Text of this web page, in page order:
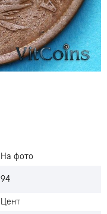
На фото
94
Цент